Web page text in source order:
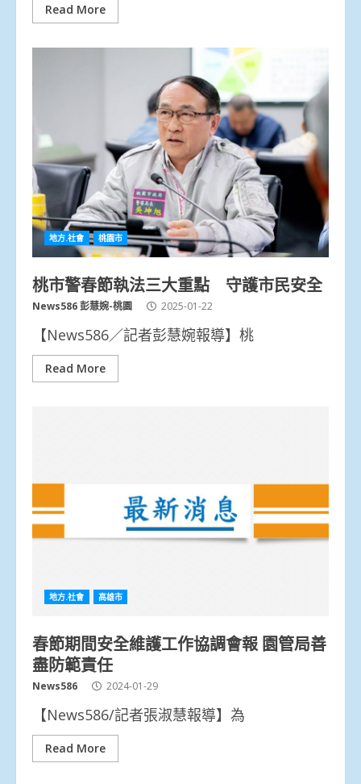
Read More
地方.社會 桃園市
桃市警春節執法三大重點 守護市民安全
News586 彭慧婉-桃園 2025-01-22
【News586／記者彭慧婉報導】桃
Read More
地方.社會 高雄市
春節期間安全維護工作協調會報 園管局善
盡防範責任
News586 2024-01-29
【News586/記者張淑慧報導】為
Read More